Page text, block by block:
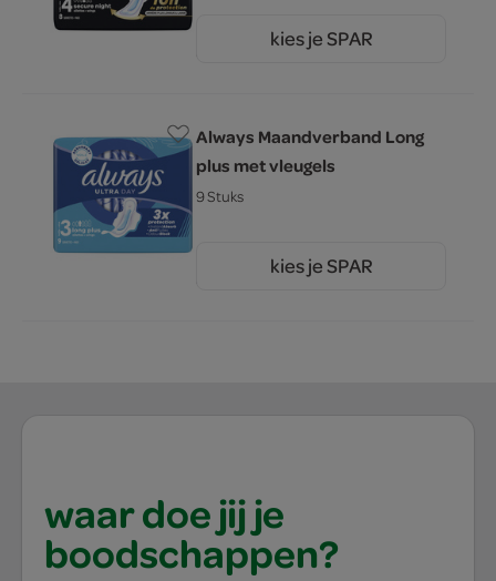
kies je SPAR
Always Maandverband Long
plus met vleugels
9 Stuks
kies je SPAR
waar doe jij je
boodschappen?